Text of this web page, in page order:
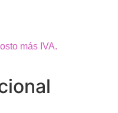
más IVA.